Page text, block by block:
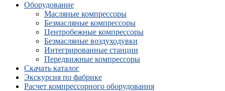
Оборудование
Масляные компрессоры
Безмасляные компрессоры
Центробежные компрессоры
Безмасляные воздуходувки
Интегрированные станции
Передвижные компрессоры
Скачать каталог
Экскурсия по фабрике
Расчет компрессорного оборудования